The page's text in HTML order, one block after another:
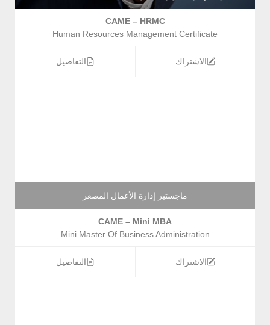
CAME – HRMC
Human Resources Management Certificate
الاشتراك التفاصيل
ماجستير إدارة الأعمال المصغر
CAME – Mini MBA
Mini Master Of Business Administration
الاشتراك التفاصيل